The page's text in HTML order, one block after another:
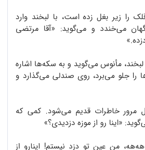
را زیر بغل زده است، با لبخند وارد
می‌خندد و می‌گوید: «آقا مرتضی
مأنوس می‌گوید و به سکه‌ها اشاره
را جلو می‌برد، روی صندلی می‌گذارد و
مرور خاطرات قدیم می‌شود. کمی که
«اینا رو از موزه دزدیدی؟»
من عین تو دزد نیستم! اینارو از